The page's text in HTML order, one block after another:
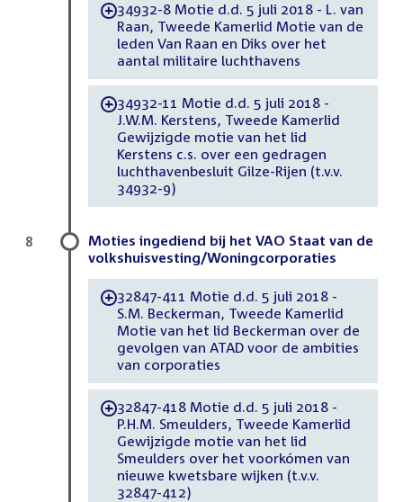
-34932-8 Motie d.d. 5 juli 2018 - L. van
Raan, Tweede Kamerlid Motie van de
leden Van Raan en Diks over het
aantal militaire luchthavens
-34932-11 Motie d.d. 5 juli 2018 -
J.W.M. Kerstens, Tweede Kamerlid
Gewijzigde motie van het lid
Kerstens c.s. over een gedragen
luchthavenbesluit Gilze-Rijen (t.v.v.
34932-9)
Moties ingediend bij het VAO Staat van de
volkshuisvesting/Woningcorporaties
-32847-411 Motie d.d. 5 juli 2018 -
S.M. Beckerman, Tweede Kamerlid
Motie van het lid Beckerman over de
gevolgen van ATAD voor de ambities
van corporaties
-32847-418 Motie d.d. 5 juli 2018 -
P.H.M. Smeulders, Tweede Kamerlid
Gewijzigde motie van het lid
Smeulders over het voorkómen van
nieuwe kwetsbare wijken (t.v.v.
32847-412)
8